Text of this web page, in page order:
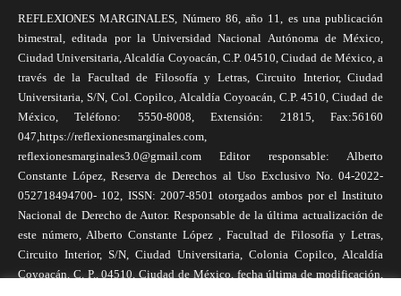
REFLEXIONES MARGINALES, Número 86, año 11, es una publicación
bimestral, editada por la Universidad Nacional Autónoma de México,
Ciudad Universitaria, Alcaldía Coyoacán, C.P. 04510, Ciudad de México, a
través de la Facultad de Filosofía y Letras, Circuito Interior, Ciudad
Universitaria, S/N, Col. Copilco, Alcaldía Coyoacán, C.P. 4510, Ciudad de
México, Teléfono: 5550-8008, Extensión: 21815, Fax:56160
047,https://reflexionesmarginales.com,
reflexionesmarginales3.0@gmail.com Editor responsable: Alberto
Constante López, Reserva de Derechos al Uso Exclusivo No. 04-2022-
052718494700- 102, ISSN: 2007-8501 otorgados ambos por el Instituto
Nacional de Derecho de Autor. Responsable de la última actualización de
este número, Alberto Constante López , Facultad de Filosofía y Letras,
Circuito Interior, S/N, Ciudad Universitaria, Colonia Copilco, Alcaldía
Coyoacán, C. P., 04510, Ciudad de México, fecha última de modificación,